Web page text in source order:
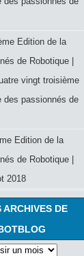
Edition de la
de Robotique |
vingt troisième
des passionnés de
Edition de la
de Robotique |
2018
ARCHIVES DE